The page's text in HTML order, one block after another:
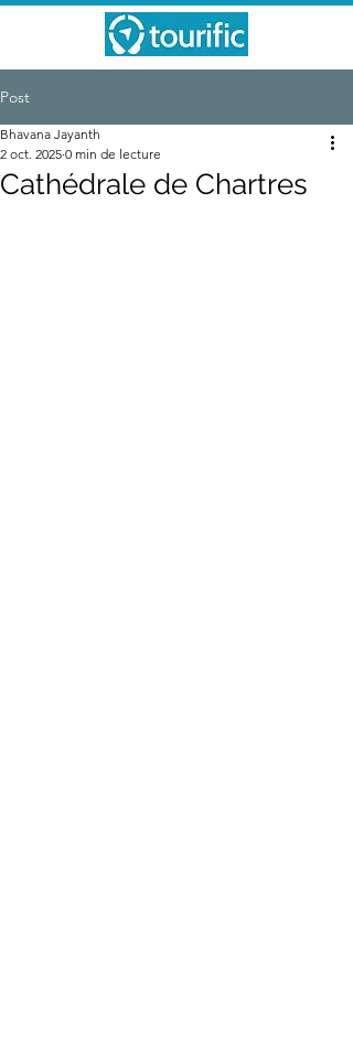
Post
Cathédrale de Chartres
Bhavana Jayanth
2 oct. 2025 0 min de lecture